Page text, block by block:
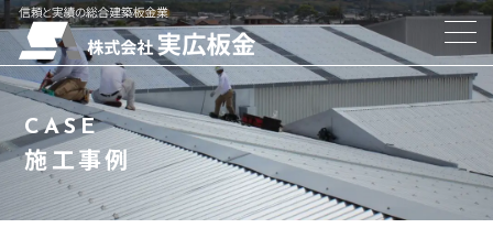
会社概要
事業紹介
遮熱屋根
CASE
施工事例